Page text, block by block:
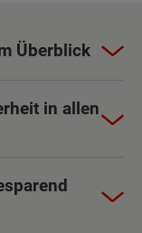
Überblick
in allen